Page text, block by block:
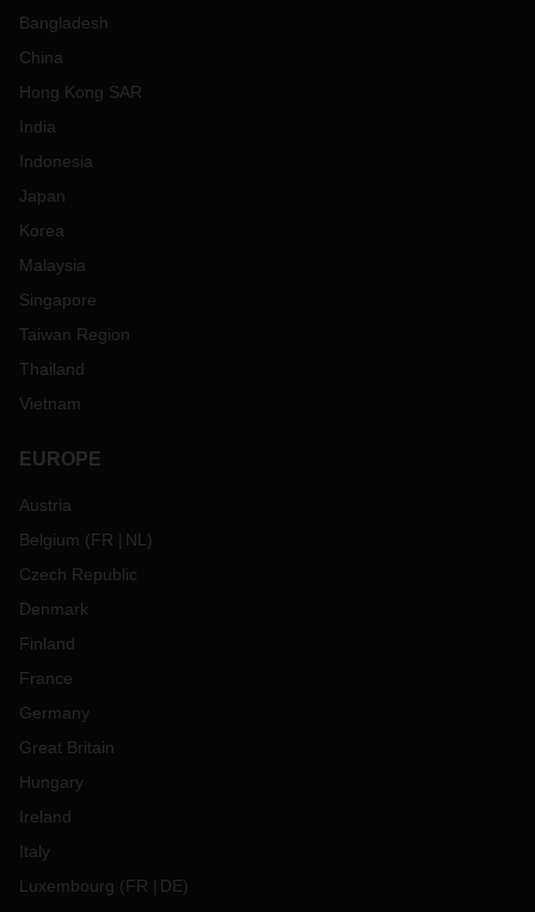
Bangladesh
China
Hong Kong SAR
India
Indonesia
Japan
Korea
Malaysia
Singapore
Taiwan Region
Thailand
Vietnam
EUROPE
Austria
Belgium (FR NL )
Czech Republic
Denmark
Finland
France
Germany
Great Britain
Hungary
Ireland
Italy
Luxembourg (FR DE)